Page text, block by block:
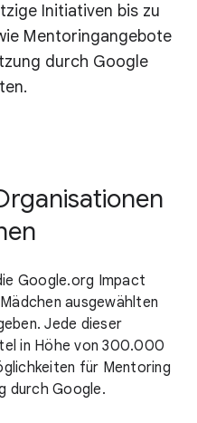
Initiativen bis zu
Mentoringangebote
durch Google
Google.org Impact
ausgewählten
Jede dieser
in Höhe von 300.000
für Mentoring
durch Google.